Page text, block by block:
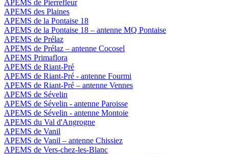
APEMS de Pierrefleur
APEMS des Plaines
APEMS de la Pontaise 18
APEMS de la Pontaise 18 – antenne MQ Pontaise
APEMS de Prélaz
APEMS de Prélaz – antenne Cocosel
APEMS Primaflora
APEMS de Riant-Pré
APEMS de Riant-Pré - antenne Fourmi
APEMS de Riant-Pré – antenne Vennes
APEMS de Sévelin
APEMS de Sévelin - antenne Paroisse
APEMS de Sévelin - antenne Montoie
APEMS du Val d'Angrogne
APEMS de Vanil
APEMS de Vanil – antenne Chissiez
APEMS de Vers-chez-les-Blanc